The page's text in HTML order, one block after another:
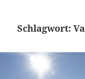
Schlagwort: